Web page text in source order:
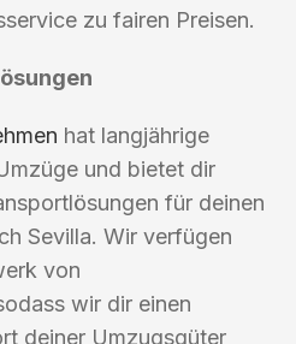
zu fairen Preisen.
hat langjährige
und bietet dir
für deinen
Sevilla. Wir verfügen
von
wir dir einen
deiner Umzugsgüter